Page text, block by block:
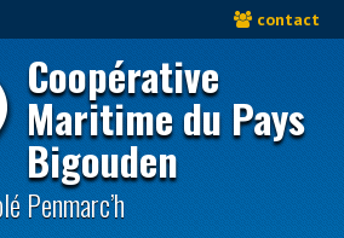
contact
Coopérative
Maritime du Pays
Bigouden
Penmarc’h